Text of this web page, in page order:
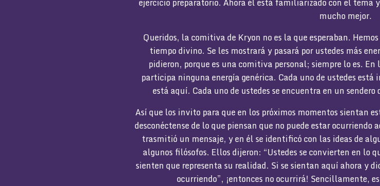
mucho mejor.
Queridos, la comitiva de Kryon no es la que esperaban.
tiempo divino. Se les mostrará y pasará por ustedes más
pidieron, porque es una comitiva personal; siempre lo es.
participa ninguna energía genérica. Cada uno de ustedes
está aquí. Cada uno de ustedes se encuentra en un
Así que los invito para que en los próximos momentos sientan
desconéctense de lo que piensan que no puede estar
trasmitió un mensaje, y en él se identificó con las ideas de
algunos filósofos. Ellos dijeron: “Ustedes se convierten en lo
sienten que representa su realidad. Si se sientan aquí ahora y
ocurriendo”, ¡entonces no ocurrirá! Sencillamente,